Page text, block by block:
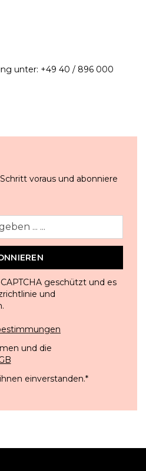
unter: +49 40 / 896 000
voraus und abonniere
geschützt und es
und
.
und die
einverstanden.*